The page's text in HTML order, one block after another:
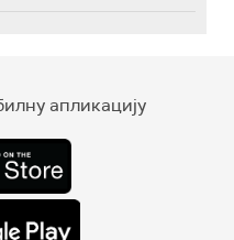
апликацију